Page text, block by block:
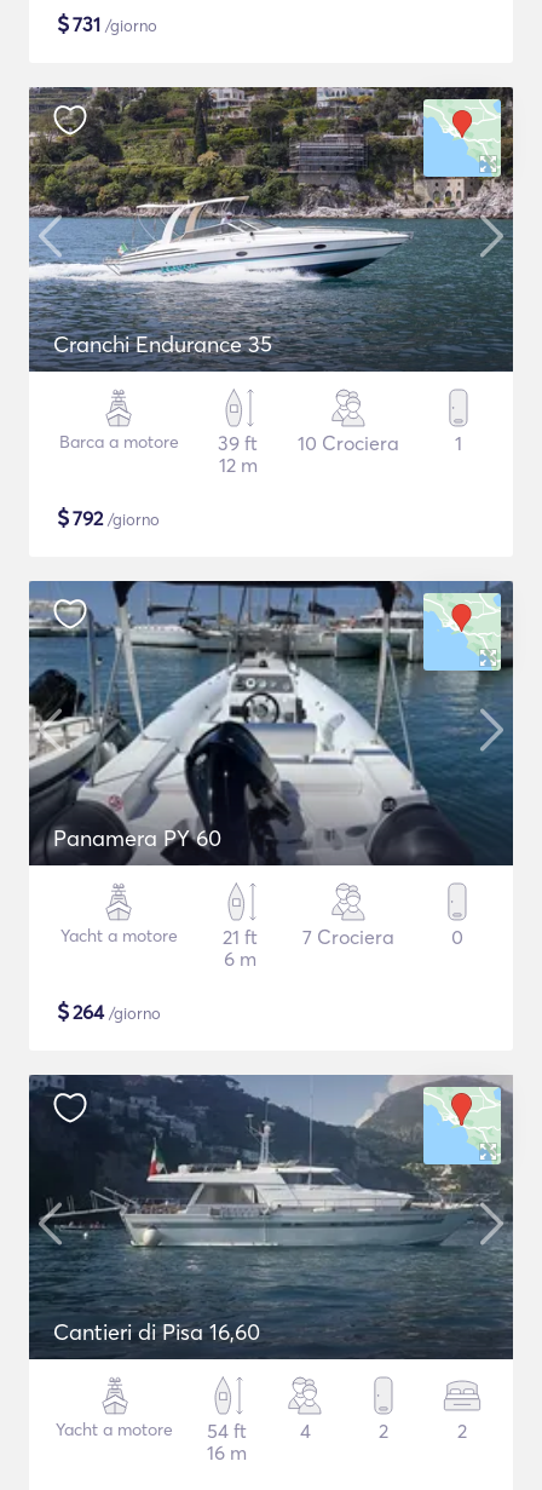
$731 /giorno
Cranchi Endurance 35
Barca a motore
39 ft
12 m
10 Crociera 1
$792/giorno
Panamera PY 60
Yacht a motore
21 ft
6 m
7 Crociera 0
$264/giorno
Cantieri di Pisa 16,60
Yacht a motore
54 ft
16 m
4 2 2